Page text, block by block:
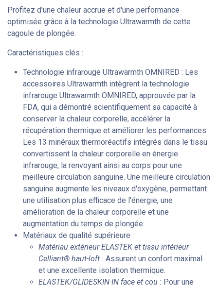
Profitez d'une chaleur accrue et d'une performance
optimisée grâce à la technologie Ultrawarmth de cette
cagoule de plongée.
Caractéristiques clés :
Technologie infrarouge Ultrawarmth OMNIRED : Les
accessoires Ultrawarmth intègrent la technologie
infrarouge Ultrawarmth OMNIRED, approuvée par la
FDA, qui a démontré scientifiquement sa capacité à
conserver la chaleur corporelle, accélérer la
récupération thermique et améliorer les performances.
Les 13 minéraux thermoréactifs intégrés dans le tissu
convertissent la chaleur corporelle en énergie
infrarouge, la renvoyant ainsi au corps pour une
meilleure circulation sanguine. Une meilleure circulation
sanguine augmente les niveaux d'oxygène, permettant
une utilisation plus efficace de l'énergie, une
amélioration de la chaleur corporelle et une
augmentation du temps de plongée.
Matériaux de qualité supérieure :
Matériau extérieur ELASTEK et tissu intérieur
Celliant® haut-loft : Assurent un confort maximal
et une excellente isolation thermique.
ELASTEK/GLIDESKIN-IN face et cou : Pour une